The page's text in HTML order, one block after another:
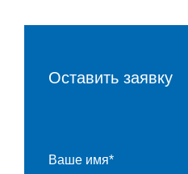
Оставить заявку
Ваше имя*